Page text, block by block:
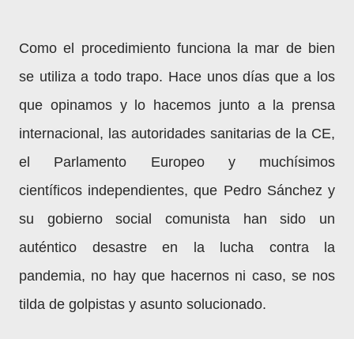
Como el procedimiento funciona la mar de bien
se utiliza a todo trapo. Hace unos días que a los
que opinamos y lo hacemos junto a la prensa
internacional, las autoridades sanitarias de la CE,
el Parlamento Europeo y muchísimos
científicos independientes, que Pedro Sánchez y
su gobierno social comunista han sido un
auténtico desastre en la lucha contra la
pandemia, no hay que hacernos ni caso, se nos
tilda de golpistas y asunto solucionado.